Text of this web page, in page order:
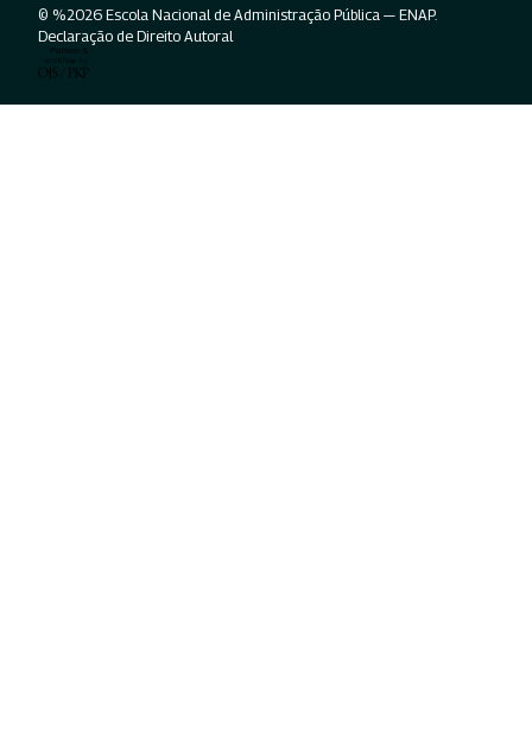
© %2026 Escola Nacional de Administração Pública — ENAP.
Declaração de Direito Autoral